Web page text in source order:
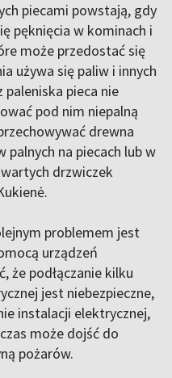
piecami powstają, gdy
pęknięcia w kominach i
może przedostać się
używa się paliw i innych
paleniska pieca nie
pod nim niepalną
drewna
palnych na piecach lub w
drzwiczek
problemem jest
urządzeń
że podłączanie kilku
jest niebezpieczne,
instalacji elektrycznej,
może dojść do
pożarów.